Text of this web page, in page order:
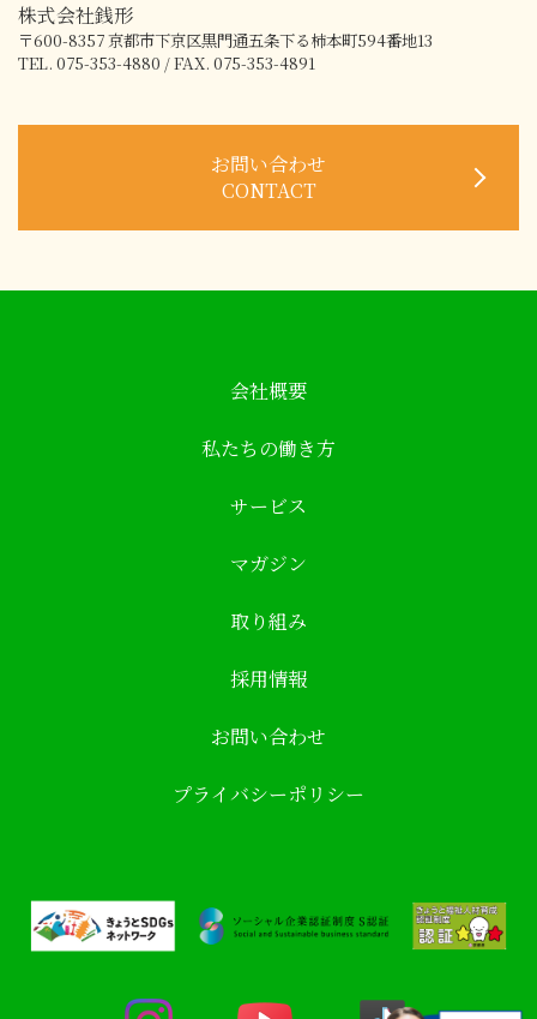
株式会社銭形
〒600-8357京都市下京区黒門通五条下る柿本町594番地13
TEL. 075-353-4880 / FAX. 075-353-4891
お問い合わせ
CONTACT
会社概要
私たちの働き方
サービス
マガジン
取り組み
採用情報
お問い合わせ
プライバシーポリシー